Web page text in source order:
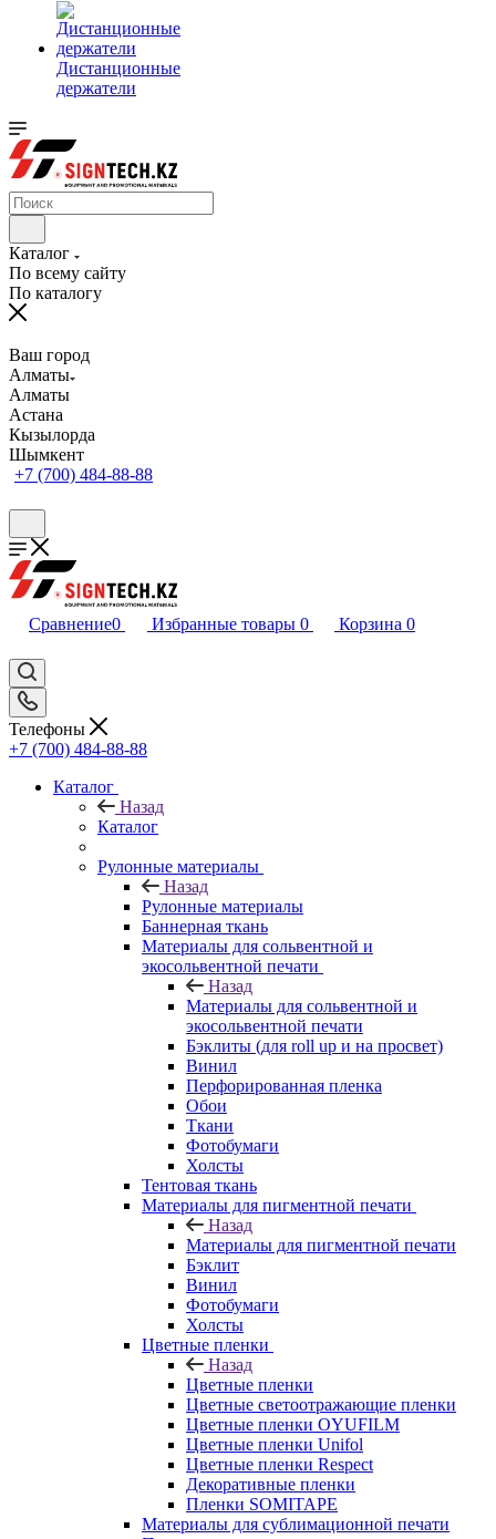
Дистанционные
держатели
Каталог
По всему сайту
По каталогу
Ваш город
Алматы
Алматы
Астана
Кызылорда
Шымкент
+7 (700) 484-88-88
Сравнение0 Избранные товары 0 Корзина 0
Телефоны
+7 (700) 484-88-88
Каталог
Назад
Каталог
Рулонные материалы
Назад
Рулонные материалы
Баннерная ткань
Материалы для сольвентной и
экосольвентной печати
Назад
Материалы для сольвентной и
экосольвентной печати
Бэклиты (для roll up и на просвет)
Винил
Перфорированная пленка
Обои
Ткани
Фотобумаги
Холсты
Тентовая ткань
Материалы для пигментной печати
Назад
Материалы для пигментной печати
Бэклит
Винил
Фотобумаги
Холсты
Цветные пленки
Назад
Цветные пленки
Цветные светоотражающие пленки
Цветные пленки OYUFILM
Цветные пленки Unifol
Цветные пленки Respect
Декоративные пленки
Пленки SOMITAPE
Материалы для сублимационной печати